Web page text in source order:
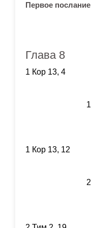
Первое
Глава 8
1 Кор 13, 4
1
1 Кор 13, 12
2